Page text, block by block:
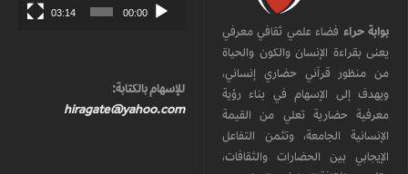
بوابة حراء فضاء علمي ثقافي معرفي
يعنى بقراءة الإنسان والكون والحياة
من منظور قرآني حضاري إنساني،
ويهدف إلى الإسهام في بناء رؤية
معرفية حضارية تعلي من القيمة
الإنسانية الجامعة، وتثمن التفاعل
الإيجابي بين الحضارات والثقافات،
00:00
03:14
للإسهام بالكتابة:
hiragate@yahoo.com